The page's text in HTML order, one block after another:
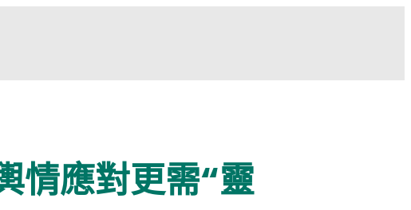
情應對更需“靈